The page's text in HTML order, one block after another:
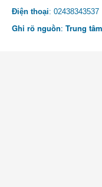
Điện thoại:
Ghi rõ nguồn: Trung